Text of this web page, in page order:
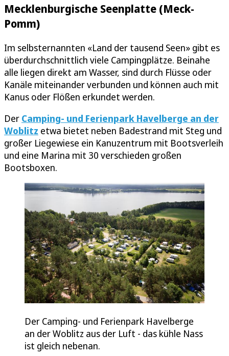
Mecklenburgische Seenplatte (Meck-
Pomm)
Im selbsternannten «Land der tausend Seen» gibt es
überdurchschnittlich viele Campingplätze. Beinahe
alle liegen direkt am Wasser, sind durch Flüsse oder
Kanäle miteinander verbunden und können auch mit
Kanus oder Flößen erkundet werden.
Der Camping- und Ferienpark Havelberge an der
Woblitz etwa bietet neben Badestrand mit Steg und
großer Liegewiese ein Kanuzentrum mit Bootsverleih
und eine Marina mit 30 verschieden großen
Bootsboxen.
Der Camping- und Ferienpark Havelberge
an der Woblitz aus der Luft - das kühle Nass
ist gleich nebenan.